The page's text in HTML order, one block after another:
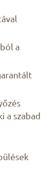
a
a szabad